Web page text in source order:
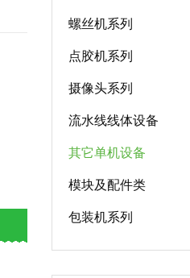
螺丝机系列
点胶机系列
摄像头系列
流水线线体设备
其它单机设备
模块及配件类
包装机系列